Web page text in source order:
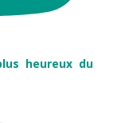
heureux du